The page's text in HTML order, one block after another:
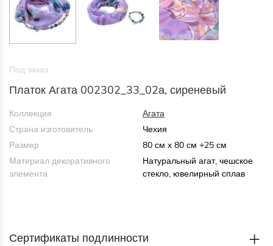
Под заказ
Платок Агата 002302_33_02а, сиреневый
Коллекция
Агата
Страна изготовитель
Чехия
Размер
80 см х 80 см +25 см
Материал декоративного
элемента
Натуральный агат, чешское
стекло, ювелирный сплав
Сертификаты подлинности